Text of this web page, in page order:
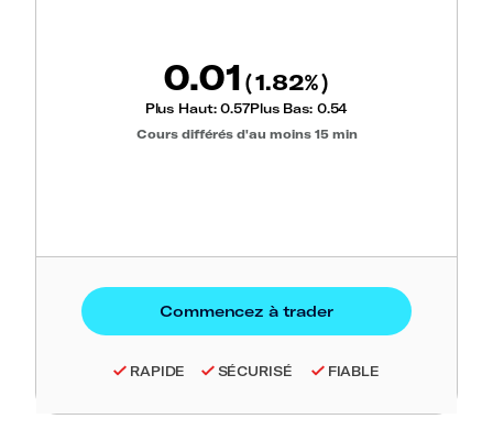
0.01 (1.82%)
Plus Haut:0.57Plus Bas: 0.54
Cours différés d'au moins 15 min
RAPIDE SÉCURISÉ FIABLE